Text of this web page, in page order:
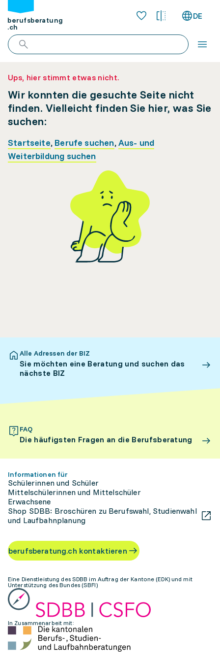
berufsberatung
.ch
DE
Ups, hier stimmt etwas nicht.
Wir konnten die gesuchte Seite nicht
finden. Vielleicht finden Sie hier, was Sie
suchen:
Startseite, Berufe suchen,Aus- und
Weiterbildung suchen
Alle Adressen der BIZ
Sie möchten eine Beratung und suchen das
nächste BIZ
FAQ
Die häufigsten Fragen an die Berufsberatung
Informationen für
Schülerinnen und Schüler
Mittelschülerinnen und Mittelschüler
Erwachsene
Shop SDBB: Broschüren zu Berufswahl, Studienwahl
und Laufbahnplanung
berufsberatung.ch kontaktieren
Eine Dienstleistung des SDBB im Auftrag der Kantone (EDK) und mit
Unterstützung des Bundes (SBFI)
In Zusammenarbeit mit: